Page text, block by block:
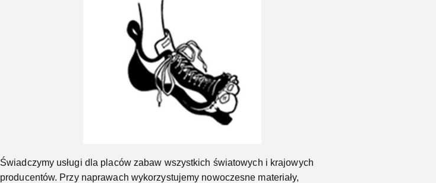
Świadczymy usługi dla placów zabaw wszystkich światowych i krajowych
producentów. Przy naprawach wykorzystujemy nowoczesne materiały,